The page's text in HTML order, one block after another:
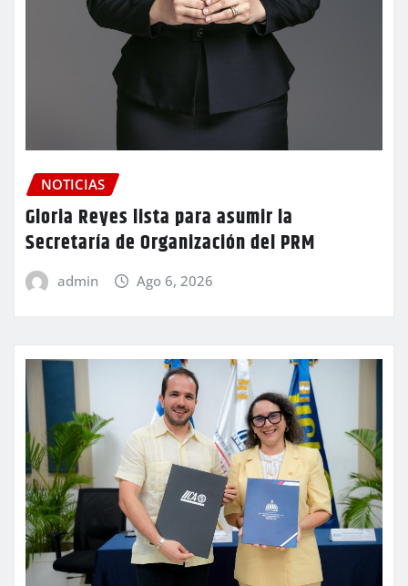
NOTICIAS
Gloria Reyes lista para asumir la
Secretaría de Organización del PRM
admin Ago 6, 2026